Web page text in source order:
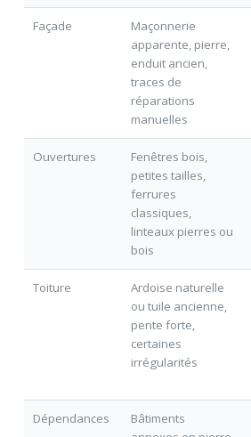
Façade
Maçonnerie
apparente, pierre,
enduit ancien,
traces de
réparations
manuelles
Ouvertures
Fenêtres bois,
petites tailles,
ferrures
classiques,
linteaux pierres ou
bois
Toiture
Ardoise naturelle
ou tuile ancienne,
pente forte,
certaines
irrégularités
Dépendances
Bâtiments